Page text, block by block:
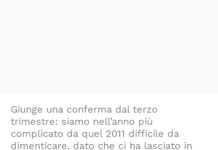
Giunge una conferma dal terzo
trimestre: siamo nell’anno più
complicato da quel 2011 difficile da
dimenticare, dato che ci ha lasciato in